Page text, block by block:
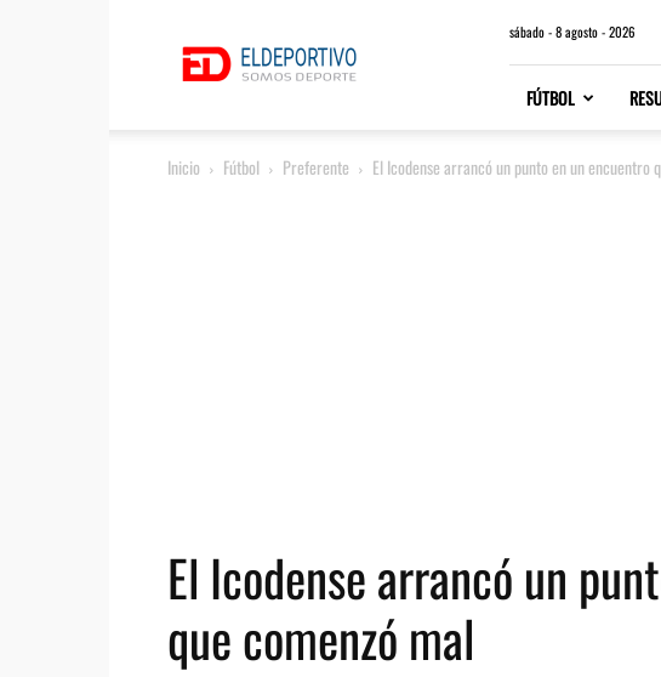
sábado - 8 agosto - 2026
FÚTBOL
Inicio Fútbol Preferente El Icodense arrancó un punto en un encuentro
El Icodense arrancó un
que comenzó mal